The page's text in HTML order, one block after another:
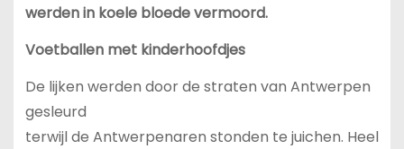
werden in koele bloede vermoord.
Voetballen met kinderhoofdjes
De lijken werden door de straten van Antwerpen
gesleurd
terwijl de Antwerpenaren stonden te juichen. Heel